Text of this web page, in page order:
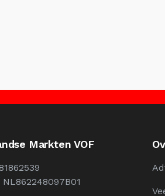
Markten VOF
NL862248097B01